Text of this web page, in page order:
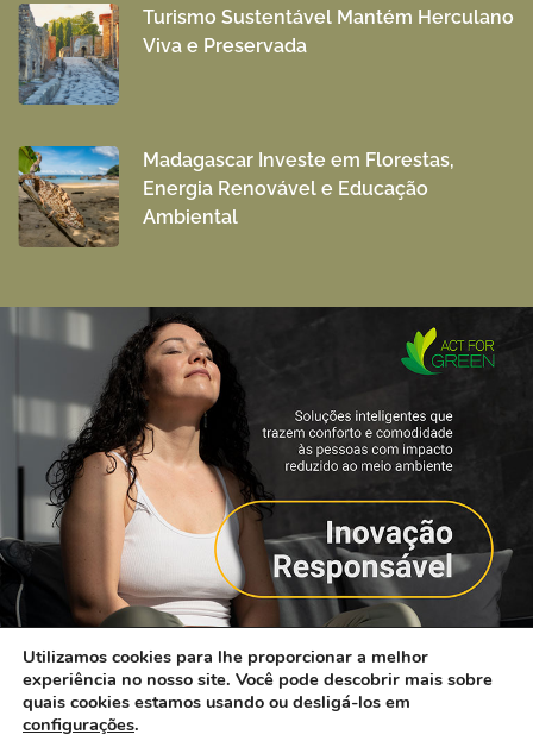
Turismo Sustentável Mantém Herculano
Viva e Preservada
Madagascar Investe em Florestas,
Energia Renovável e Educação
Ambiental
Utilizamos cookies para lhe proporcionar a melhor
experiência no nosso site. Você pode descobrir mais sobre
quais cookies estamos usando ou desligá-los em
configurações.